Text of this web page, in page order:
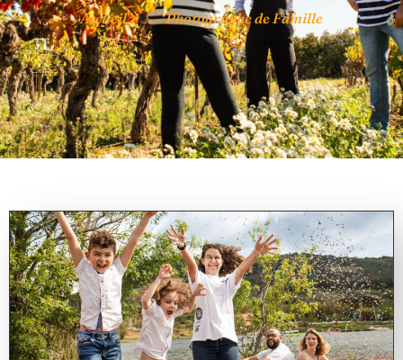
Accueil Photographe de Famille